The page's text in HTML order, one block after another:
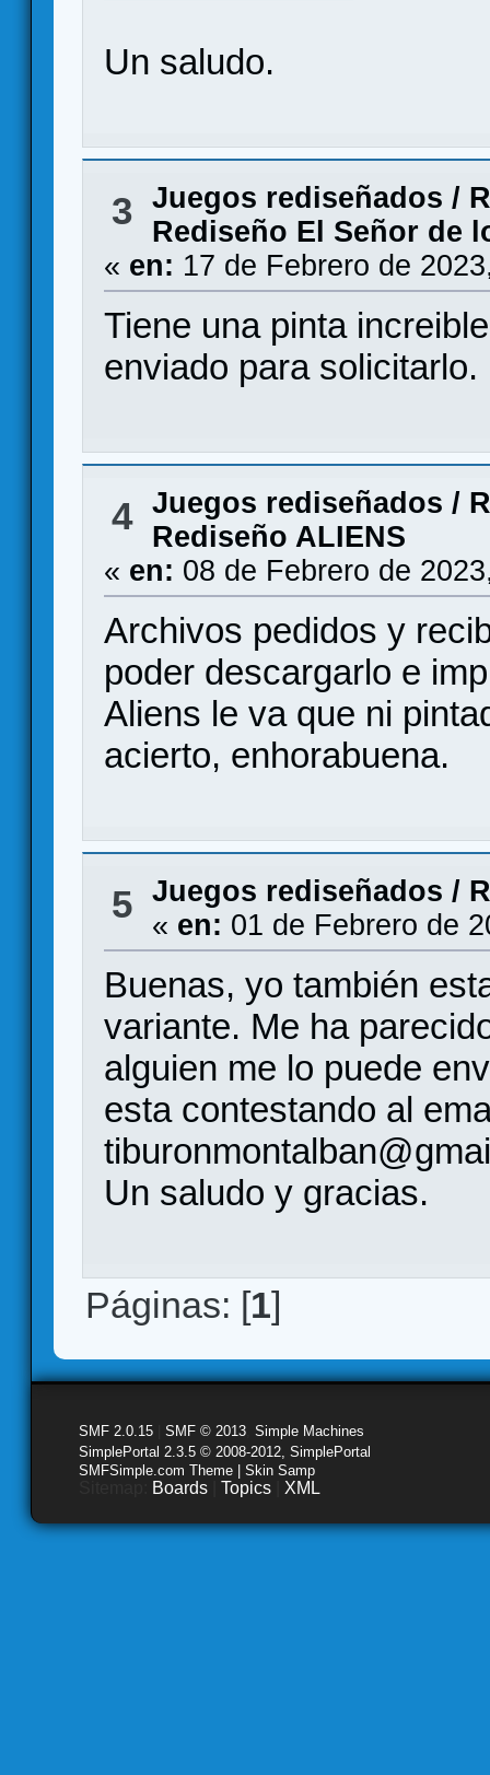
Un saludo.
3 Juegos rediseñados /
Rediseño El Señor de
« en: 17 de Febrero de
Tiene una pinta
enviado para solicitarlo.
4 Juegos rediseñados /
Rediseño ALIENS
« en: 08 de Febrero de
Archivos pedidos y
poder descargarlo e
Aliens le va que ni
acierto, enhorabuena.
5 Juegos rediseñados /
« en: 01 de Febrero de
Buenas, yo también
variante. Me ha
alguien me lo puede
esta contestando al
Un saludo y gracias.
Páginas: [1]
SMF 2.0.15 SMF © 2013 Simple Machines
SimplePortal 2.3.5 © 2008-2012, SimplePortal
SMFSimple.com Theme | Skin Samp
Boards Topics XML